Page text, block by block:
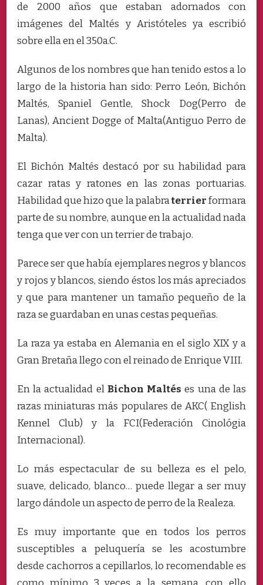
de 2000 años que estaban adornados con
imágenes del Maltés y Aristóteles ya escribió
sobre ella en el 350a.C.
Algunos de los nombres que han tenido estos a lo
largo de la historia han sido: Perro León, Bichón
Maltés, Spaniel Gentle, Shock Dog(Perro de
Lanas), Ancient Dogge of Malta(Antiguo Perro de
Malta).
El Bichón Maltés destacó por su habilidad para
cazar ratas y ratones en las zonas portuarias.
Habilidad que hizo que la palabraterrierformara
parte de su nombre, aunque en la actualidad nada
tenga que ver con un terrier de trabajo.
Parece ser que había ejemplares negros y blancos
y rojos y blancos, siendo éstos los más apreciados
y que para mantener un tamaño pequeño de la
raza se guardaban en unas cestas pequeñas.
La raza ya estaba en Alemania en el siglo XIX y a
Gran Bretaña llego con el reinado de Enrique VIII.
En la actualidad el Bichon Maltés es una de las
razas miniaturas más populares de AKC( English
Kennel Club) y la FCI(Federación Cinológia
Internacional).
Lo más espectacular de su belleza es el pelo,
suave, delicado, blanco… puede llegar a ser muy
largo dándole un aspecto de perro de la Realeza.
Es muy importante que en todos los perros
susceptibles a peluquería se les acostumbre
desde cachorros a cepillarlos, lo recomendable es